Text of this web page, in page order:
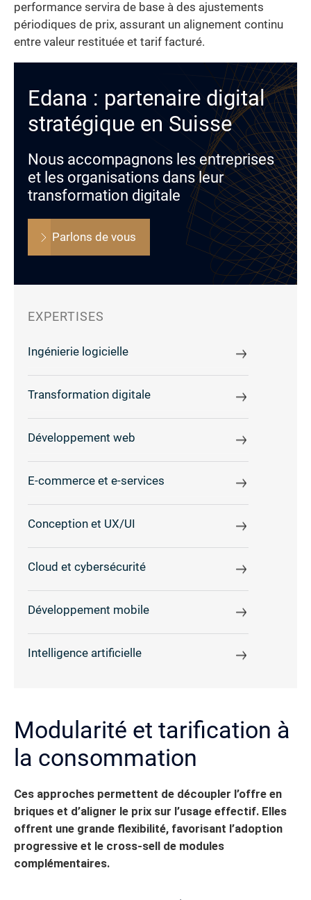
performance servira de base à des ajustements
périodiques de prix, assurant un alignement continu
entre valeur restituée et tarif facturé.
Edana : partenaire digital
stratégique en Suisse
Nous accompagnons les entreprises
et les organisations dans leur
transformation digitale
Parlons de vous
EXPERTISES
Ingénierie logicielle
Transformation digitale
Développement web
E-commerce et e-services
Conception et UX/UI
Cloud et cybersécurité
Développement mobile
Intelligence artificielle
Modularité et tarification à
la consommation
Ces approches permettent de découpler l’offre en
briques et d’aligner le prix sur l’usage effectif. Elles
offrent une grande flexibilité, favorisant l’adoption
progressive et le cross-sell de modules
complémentaires.